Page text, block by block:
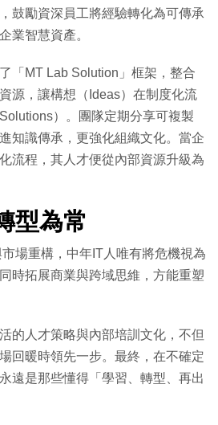
鼓勵資深員工將經驗轉化為可傳承
業智慧資產。
「MT Lab Solution」框架，整合
源，讓構想（Ideas）在制度化流
）。團隊定期分享可複製
知識傳承，更強化組織文化。當企
流程，其人才便從內部資源升級為
型為常
場重構，中年IT人唯有將危機視為
時拓展商業與跨域思維，方能重塑
的人才策略與內部培訓文化，不但
回暖時領先一步。最終，在不確定
遠是那些懂得「學習、轉型、再出